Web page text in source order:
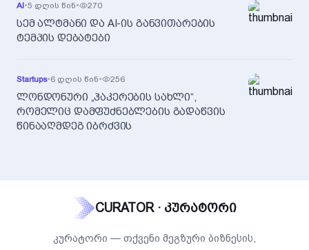
AI•5 დღის წინ• 270
სემ ალტმანი და AI-ის განვითარების
ტემპის დებატები
Startups•6 დღის წინ• 256
ლონდონური „ჰაკერების სახლი“,
რომელიც დამფუძნებლების გადაწვის
წინააღმდეგ იბრძვის
CURATOR · კურატორი
კურატორი — თქვენი მეგზური ბიზნესის,